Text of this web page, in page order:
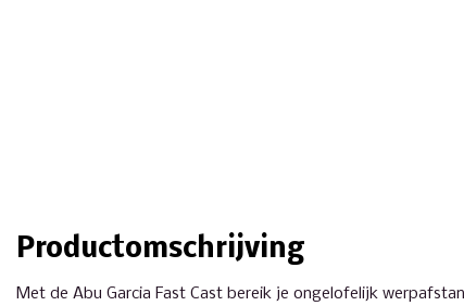
Productomschrijving
Met de Abu Garcia Fast Cast bereik je ongelofelijk